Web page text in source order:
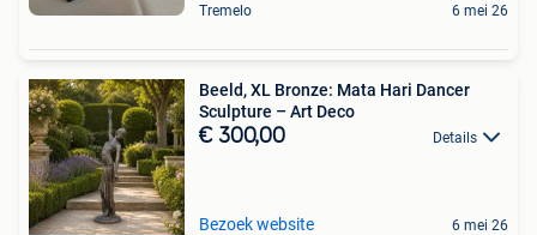
Tremelo 6 mei 26
Beeld, XL Bronze: Mata Hari Dancer
Sculpture – Art Deco
€ 300,00 Details
Bezoek website 6 mei 26